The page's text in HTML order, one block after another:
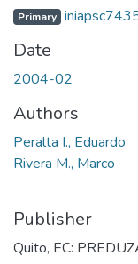
Primary
Date
2004-02
Authors
Peralta I., Eduardo
Rivera M., Marco
Publisher
Quito, EC: